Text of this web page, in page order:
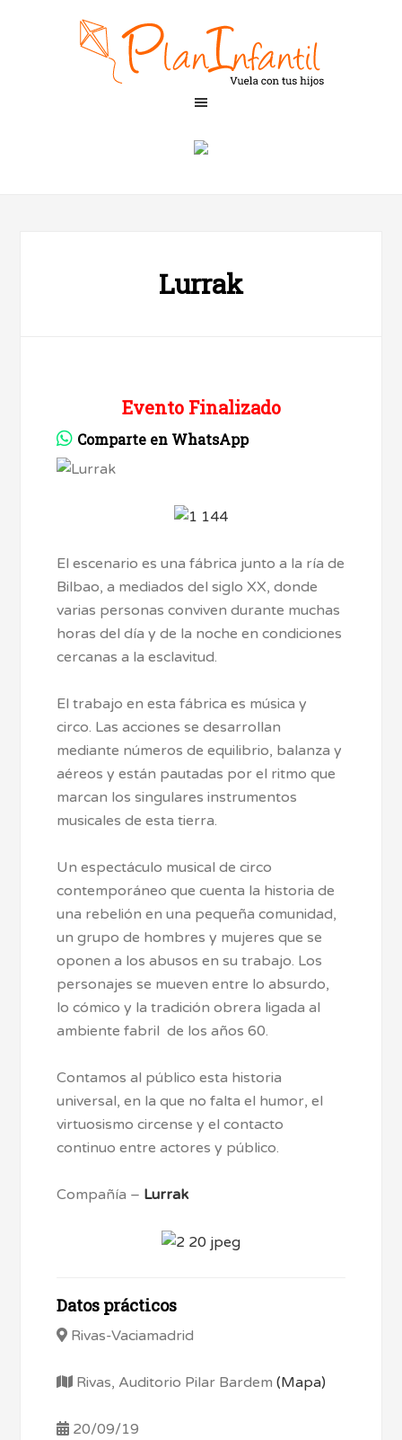
Lurrak
Evento Finalizado
Comparte en WhatsApp
El escenario es una fábrica junto a la ría de
Bilbao, a mediados del siglo XX, donde
varias personas conviven durante muchas
horas del día y de la noche en condiciones
cercanas a la esclavitud.
El trabajo en esta fábrica es música y
circo. Las acciones se desarrollan
mediante números de equilibrio, balanza y
aéreos y están pautadas por el ritmo que
marcan los singulares instrumentos
musicales de esta tierra.
Un espectáculo musical de circo
contemporáneo que cuenta la historia de
una rebelión en una pequeña comunidad,
un grupo de hombres y mujeres que se
oponen a los abusos en su trabajo. Los
personajes se mueven entre lo absurdo,
lo cómico y la tradición obrera ligada al
ambiente fabril de los años 60.
Contamos al público esta historia
universal, en la que no falta el humor, el
virtuosismo circense y el contacto
continuo entre actores y público.
Compañía – Lurrak
Datos prácticos
Rivas-Vaciamadrid
Rivas, Auditorio Pilar Bardem(Mapa)
20/09/19